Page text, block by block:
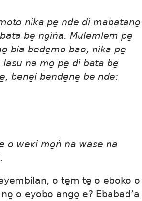
nika pe̱ nde di mabatano̱
be̱ ngińa. Mulemlem pe̱
bia bede̱mo bao, nika pe̱
na mo̱ pe̱ di bata be̱
bene̱i bende̱ne̱ be nde:
o weki mo̱ń na wase na
.
o te̱m te̱ o eboko o
o eyobo ango̱ e? Ebabad’a